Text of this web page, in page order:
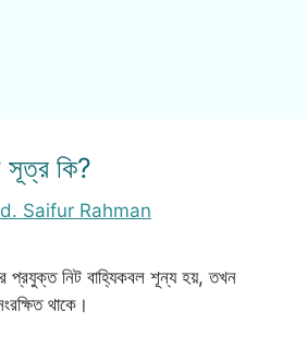
সূত্র কি?
Saifur Rahman
প্রযুক্ত নিট বাহ্যিকবল শূন্য হয়, তখন
থাকে।